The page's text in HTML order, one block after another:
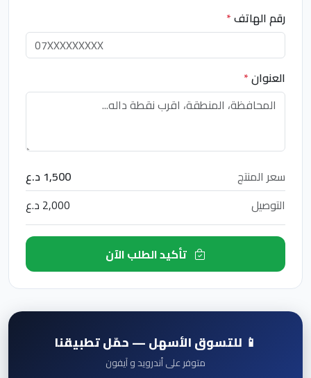
رقم الهاتف*
العنوان*
سعر المنتج
1,500 د.ع
التوصيل
2,000 د.ع
📱 للتسوق الأسهل — حمّل تطبيقنا
متوفر على أندرويد و آيفون